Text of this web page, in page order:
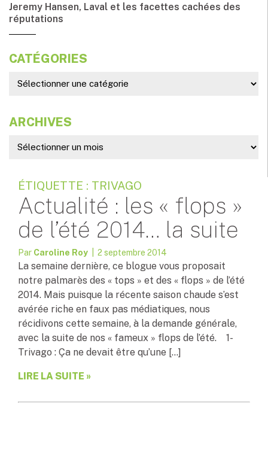
Jeremy Hansen, Laval et les facettes cachées des
réputations
CATÉGORIES
ARCHIVES
ÉTIQUETTE : TRIVAGO
Actualité : les « flops »
de l’été 2014… la suite
Par Caroline Roy | 2 septembre 2014
La semaine dernière, ce blogue vous proposait
notre palmarès des « tops » et des « flops » de l’été
2014. Mais puisque la récente saison chaude s’est
avérée riche en faux pas médiatiques, nous
récidivons cette semaine, à la demande générale,
avec la suite de nos « fameux » flops de l’été. 1-
Trivago : Ça ne devait être qu’une […]
LIRE LA SUITE »